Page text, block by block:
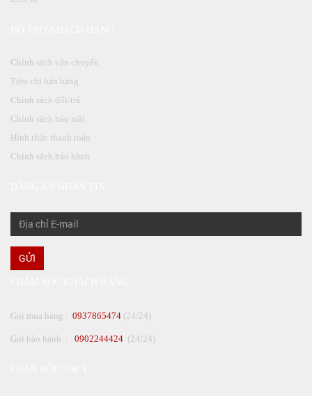
Chính sách vận chuyển
Tiêu chí bán hàng
Chính sách đổi/trả
Chính sách bảo mật
Hình thức thanh toán
Chính sách bảo hành
GỬI
Gọi mua hàng : 0937865474 (24/24)
Gọi bảo hành : 0902244424 (24/24)